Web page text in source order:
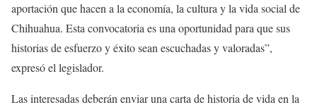
aportación que hacen a la economía, la cultura y la vida social de
Chihuahua. Esta convocatoria es una oportunidad para que sus
historias de esfuerzo y éxito sean escuchadas y valoradas”,
expresó el legislador.
Las interesadas deberán enviar una carta de historia de vida en la